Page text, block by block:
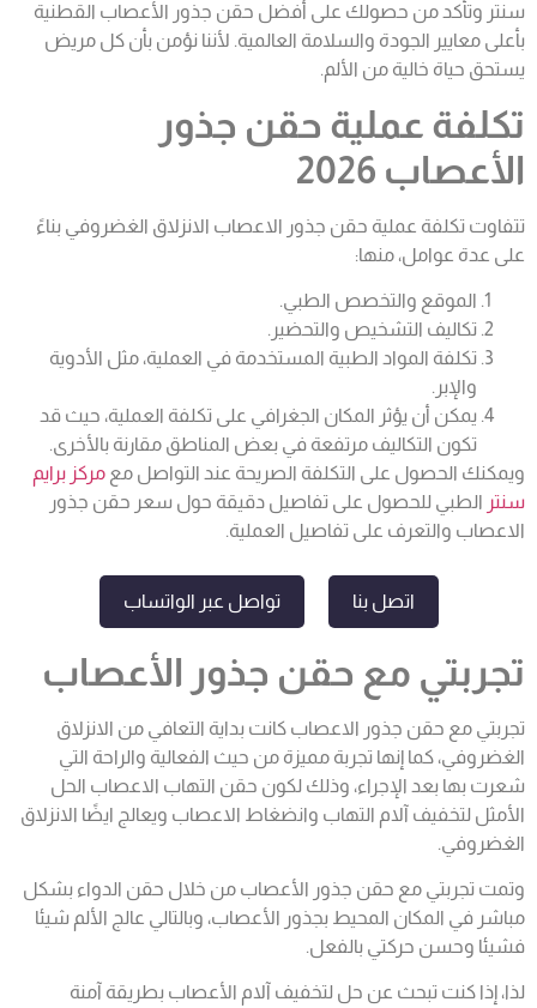
سنتر وتأكد من حصولك على أفضل حقن جذور الأعصاب القطنية
بأعلى معايير الجودة والسلامة العالمية. لأننا نؤمن بأن كل مريض
يستحق حياة خالية من الألم.
تكلفة عملية حقن جذور
الأعصاب 2026
تتفاوت تكلفة عملية حقن جذور الاعصاب الانزلاق الغضروفي بناءً
على عدة عوامل، منها:
الموقع والتخصص الطبي.
تكاليف التشخيص والتحضير.
تكلفة المواد الطبية المستخدمة في العملية، مثل الأدوية
والإبر.
يمكن أن يؤثر المكان الجغرافي على تكلفة العملية، حيث قد
تكون التكاليف مرتفعة في بعض المناطق مقارنة بالأخرى.
ويمكنك الحصول على التكلفة الصريحة عند التواصل مع مركز برايم
سنتر الطبي للحصول على تفاصيل دقيقة حول سعر حقن جذور
الاعصاب والتعرف على تفاصيل العملية.
اتصل بنا تواصل عبر الواتساب
تجربتي مع حقن جذور الأعصاب
تجربتي مع حقن جذور الاعصاب كانت بداية التعافي من الانزلاق
الغضروفي، كما إنها تجربة مميزة من حيث الفعالية والراحة التي
شعرت بها بعد الإجراء، وذلك لكون حقن التهاب الاعصاب الحل
الأمثل لتخفيف آلام التهاب وانضغاط الاعصاب ويعالج ايضًا الانزلاق
الغضروفي.
وتمت تجربتي مع حقن جذور الأعصاب من خلال حقن الدواء بشكل
مباشر في المكان المحيط بجذور الأعصاب، وبالتالي عالج الألم شيئا
فشيئا وحسن حركتي بالفعل.
لذا، إذا كنت تبحث عن حل لتخفيف آلام الأعصاب بطريقة آمنة